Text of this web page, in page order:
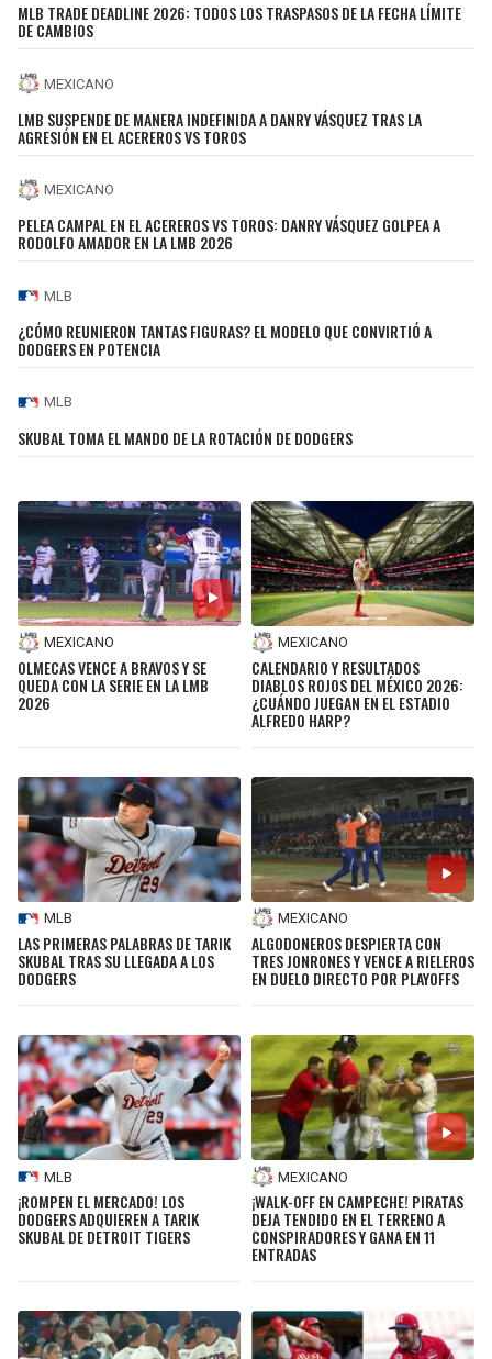
MLB TRADE DEADLINE 2026: TODOS LOS TRASPASOS DE LA FECHA LÍMITE
DE CAMBIOS
MEXICANO
LMB SUSPENDE DE MANERA INDEFINIDA A DANRY VÁSQUEZ TRAS LA
AGRESIÓN EN EL ACEREROS VS TOROS
MEXICANO
PELEA CAMPAL EN EL ACEREROS VS TOROS: DANRY VÁSQUEZ GOLPEA A
RODOLFO AMADOR EN LA LMB 2026
MLB
¿CÓMO REUNIERON TANTAS FIGURAS? EL MODELO QUE CONVIRTIÓ A
DODGERS EN POTENCIA
MLB
SKUBAL TOMA EL MANDO DE LA ROTACIÓN DE DODGERS
MEXICANO
OLMECAS VENCE A BRAVOS Y SE
QUEDA CON LA SERIE EN LA LMB
2026
MEXICANO
CALENDARIO Y RESULTADOS
DIABLOS ROJOS DEL MÉXICO 2026:
¿CUÁNDO JUEGAN EN EL ESTADIO
ALFREDO HARP?
MLB
LAS PRIMERAS PALABRAS DE TARIK
SKUBAL TRAS SU LLEGADA A LOS
DODGERS
MEXICANO
ALGODONEROS DESPIERTA CON
TRES JONRONES Y VENCE A RIELEROS
EN DUELO DIRECTO POR PLAYOFFS
MLB
¡ROMPEN EL MERCADO! LOS
DODGERS ADQUIEREN A TARIK
SKUBAL DE DETROIT TIGERS
MEXICANO
¡WALK-OFF EN CAMPECHE! PIRATAS
DEJA TENDIDO EN EL TERRENO A
CONSPIRADORES Y GANA EN 11
ENTRADAS